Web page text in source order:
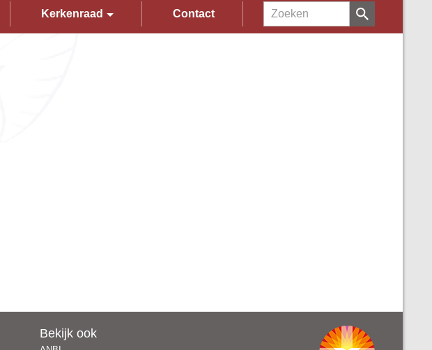
Kerkenraad Contact
Bekijk ook